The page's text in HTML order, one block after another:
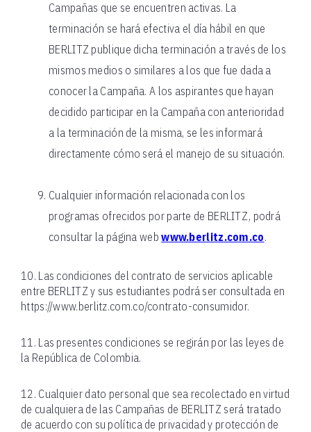
Campañas que se encuentren activas. La
terminación se hará efectiva el día hábil en que
BERLITZ publique dicha terminación a través de los
mismos medios o similares a los que fue dada a
conocer la Campaña. A los aspirantes que hayan
decidido participar en la Campaña con anterioridad
a la terminación de la misma, se les informará
directamente cómo será el manejo de su situación.
Cualquier información relacionada con los
programas ofrecidos por parte de BERLITZ, podrá
consultar la página webwww.berlitz.com.co.
10. Las condiciones del contrato de servicios aplicable
entre BERLITZ y sus estudiantes podrá ser consultada en
https://www.berlitz.com.co/contrato-consumidor.
11. Las presentes condiciones se regirán por las leyes de
la República de Colombia.
12. Cualquier dato personal que sea recolectado en virtud
de cualquiera de las Campañas de BERLITZ será tratado
de acuerdo con su política de privacidad y protección de